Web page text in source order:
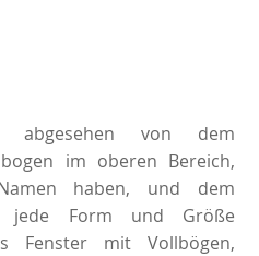
abgesehen von dem
im oberen Bereich,
haben, und dem
jede Form und Größe
Fenster mit Vollbögen,